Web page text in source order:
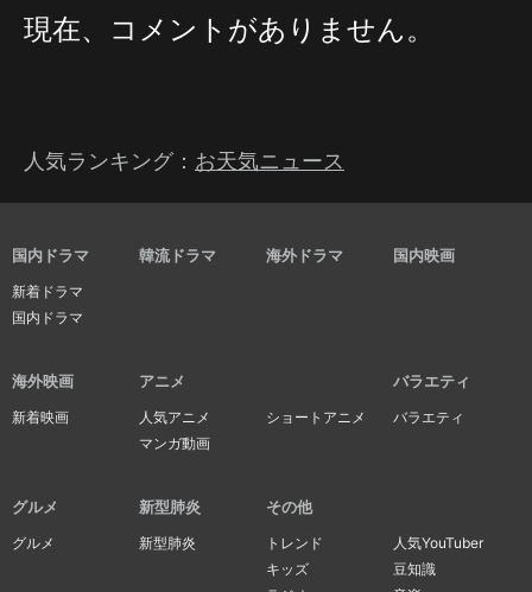
現在、コメントがありません。
人気ランキング： お天気ニュース
国内ドラマ
新着ドラマ
国内ドラマ
韓流ドラマ 海外ドラマ 国内映画
海外映画
新着映画
アニメ
人気アニメ
ショートアニメ
マンガ動画
バラエティ
バラエティ
グルメ
グルメ
新型肺炎
新型肺炎
その他
トレンド
人気YouTuber
キッズ
豆知識